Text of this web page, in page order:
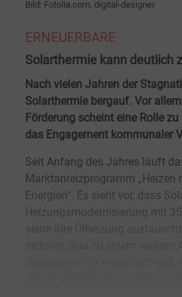
Bild: Fotolia.com, digital-designer
ERNEUERBARE
Solarthermie kann deutlich
Nach vielen Jahren der
Solarthermie bergauf. Vor
Förderung scheint eine Rolle
das Engagement kommunaler
Seit Anfang des Jahres läuft
Marktanreizprogramm „Heizen
Energien“. Es sieht vor, dass
Heizungsmodernisierung mit